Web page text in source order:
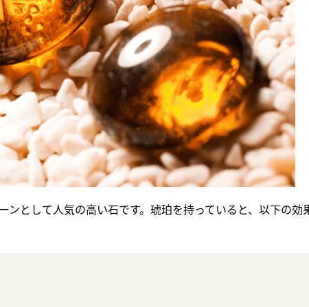
ンとして人気の高い石です。琥珀を持っていると、以下の効